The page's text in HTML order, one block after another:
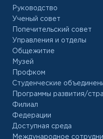
Руководство
Ученый совет
Попечительский совет
Управления и отделы
Общежитие
Музей
Профком
Студенческие
Программы развития/
Филиал
Федерации
Доступная среда
Международное